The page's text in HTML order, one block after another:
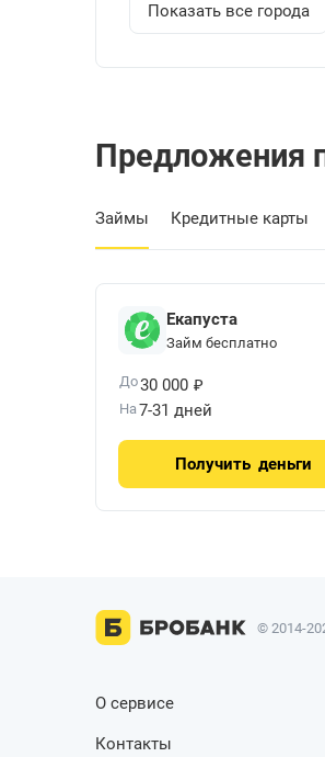
Показать все города
Предложения
Займы Кредитные карты
Екапуста
Займ бесплатно
До30 000 ₽
На7-31 дней
Получить деньги
© 2014-
О сервисе
Контакты